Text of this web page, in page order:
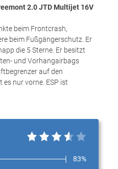
2.0 JTD Multijet 16V
beim Frontcrash,
beim Fußgängerschutz. Er
die 5 Sterne. Er besitzt
und Vorhangairbags
auf den
nur vorne. ESP ist
83%